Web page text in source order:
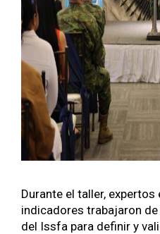
Durante el taller,
indi­cadores tra­ba­jaron
del Iss­fa para definir y